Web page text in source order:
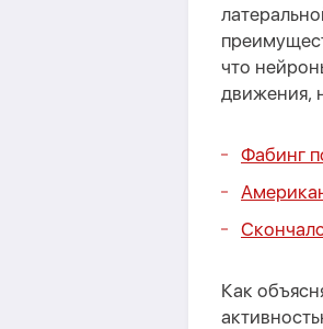
что
движения,
Фабинг
Как